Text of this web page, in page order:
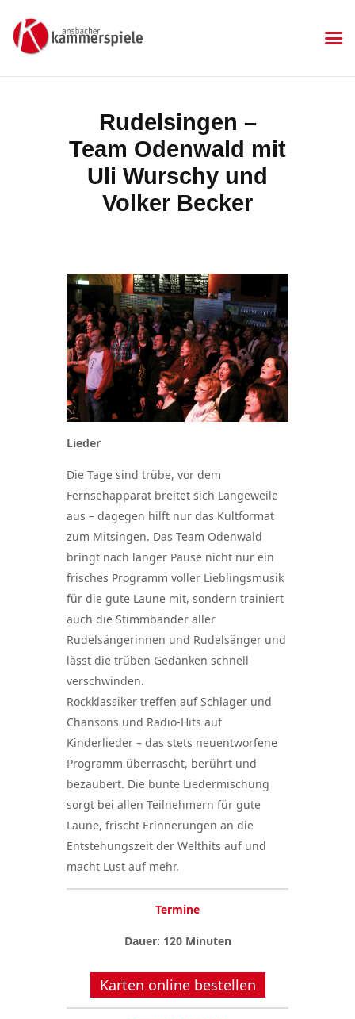
Rudelsingen –
Team Odenwald mit
Uli Wurschy und
Volker Becker
KAMMERSPIELE
Aktuelles
Kartenkauf
Die Kammerspiele
Mitgliedschaft
Impressum
Datenschutzerklärung
Lieder
Die Tage sind trübe, vor dem
Fernsehapparat breitet sich Langeweile
aus – dagegen hilft nur das Kultformat
zum Mitsingen. Das Team Odenwald
bringt nach langer Pause nicht nur ein
frisches Programm voller Lieblingsmusik
für die gute Laune mit, sondern trainiert
auch die Stimmbänder aller
Rudelsängerinnen und Rudelsänger und
lässt die trüben Gedanken schnell
verschwinden.
Rockklassiker treffen auf Schlager und
Chansons und Radio-Hits auf
Kinderlieder – das stets neuentworfene
Programm überrascht, berührt und
bezaubert. Die bunte Liedermischung
sorgt bei allen Teilnehmern für gute
Laune, frischt Erinnerungen an die
Entstehungszeit der Welthits auf und
macht Lust auf mehr.
Termine
Dauer: 120 Minuten
Karten online bestellen